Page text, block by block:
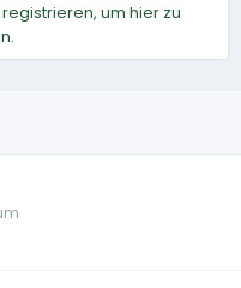
um hier zu